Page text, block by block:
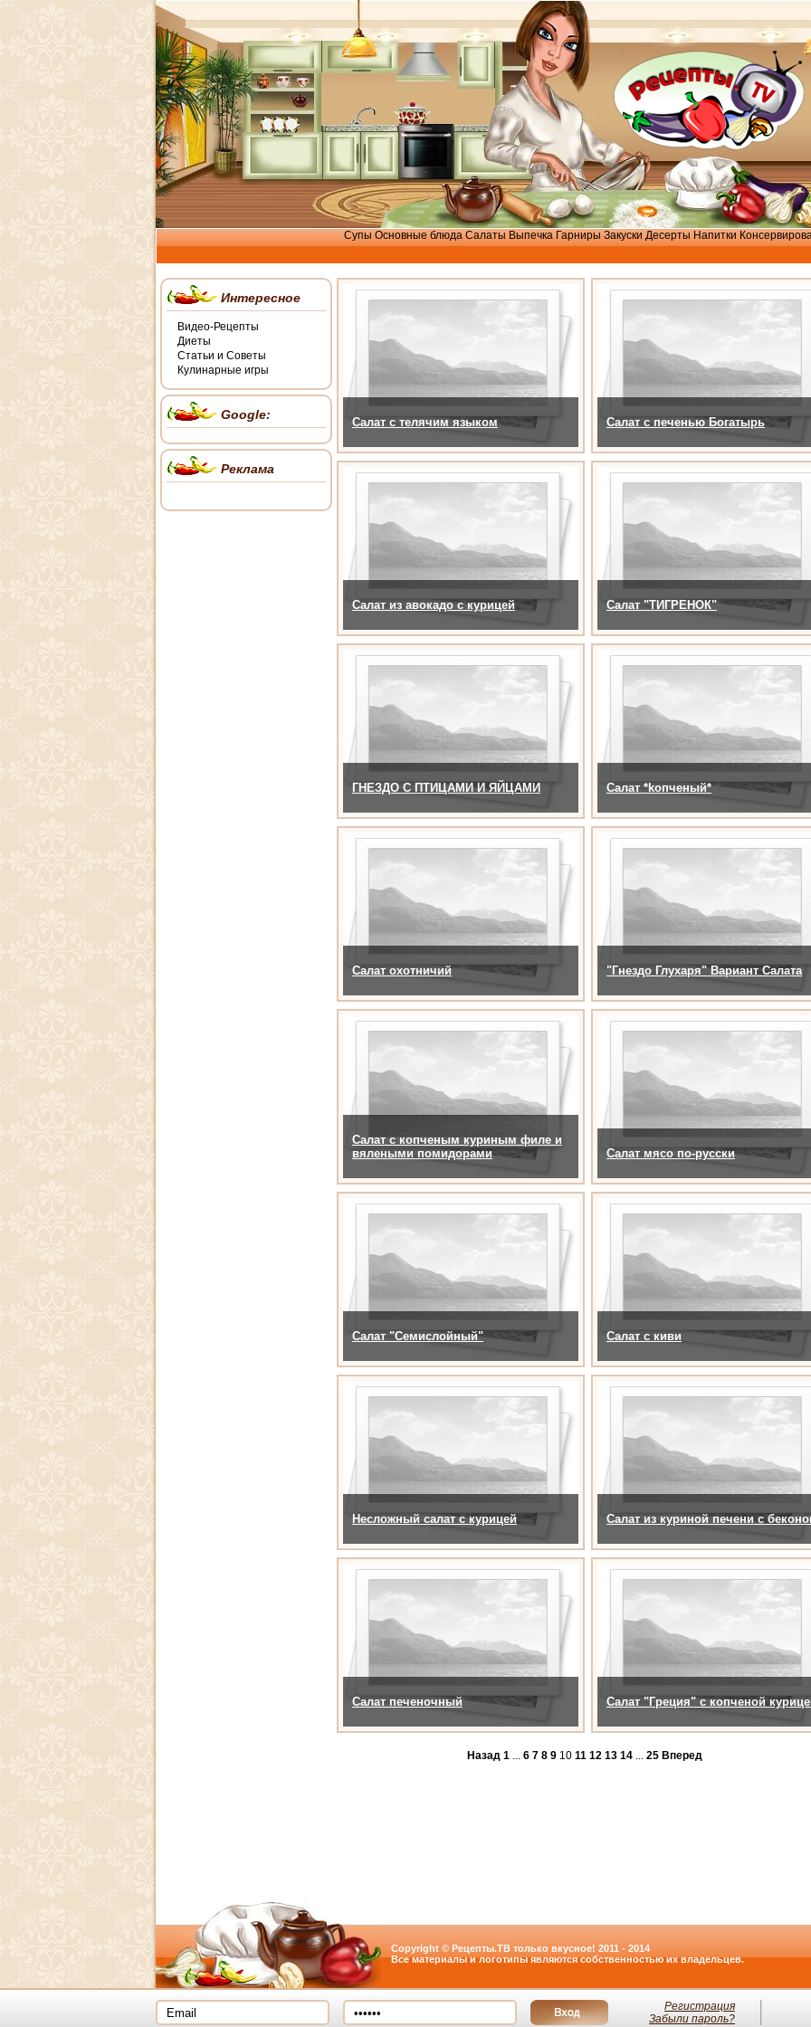
Супы Основные блюда Салаты Выпечка Гарниры Закуски Десерты Напитки
Салат с телячим языком Салат с печенью Богатырь
Салат из авокадо с курицей Салат "ТИГРЕНОК"
ГНЕЗДО С ПТИЦАМИ И ЯЙЦАМИ Салат *kопченый*
Салат охотничий "Гнездо Глухаря" Вариант Салата
Салат с копченым куриным филе и
вялеными помидорами
Салат мясо по-русски
Салат "Семислойный" Салат с киви
Несложный салат с курицей Салат из куриной печени с
Салат печеночный Cалат "Греция" с копченой
Назад 1 ... 6 7 8 9 10 11 12 13 14 ... 25 Вперед
Интересное
Видео-Рецепты
Диеты
Статьи и Советы
Кулинарные игры
Google:
Реклама
Copyright © Рецепты.ТВ только вкусное! 2011 - 2014
Все материалы и логотипы являются собственностью их владельцев.
Регистрация
Забыли пароль?